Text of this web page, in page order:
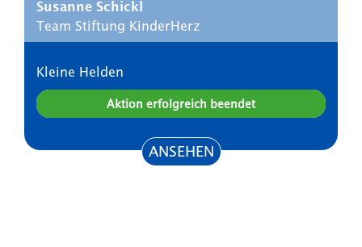
Susanne Schickl
Team Stiftung KinderHerz
Kleine Helden
Aktion erfolgreich beendet
ANSEHEN